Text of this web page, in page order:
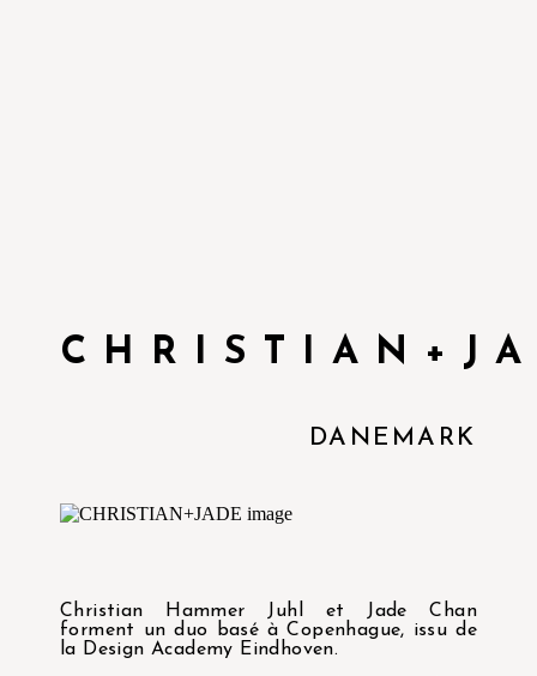
DANEMARK
Christian Hammer Juhl et Jade Chan
forment un duo basé à Copenhague, issu de
la Design Academy Eindhoven.